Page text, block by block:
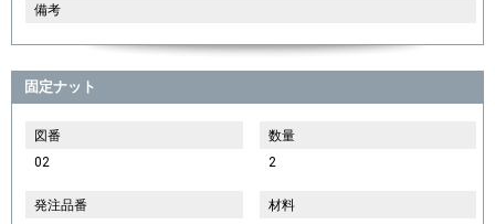
備考
固定ナット
図番
02
数量
2
発注品番
材料